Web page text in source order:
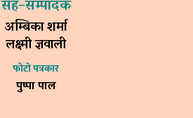
सह–सम्पादक
अम्बिका शर्मा
लक्ष्मी ज्ञवाली
फोटो पत्रकार
पुष्पा पाल